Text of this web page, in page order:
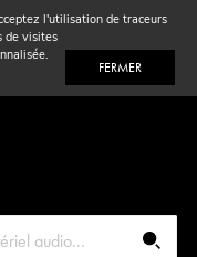
l'utilisation de traceurs
de visites
FERMER